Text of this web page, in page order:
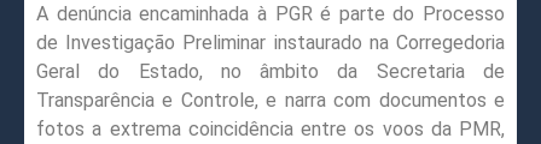
A denúncia encaminhada à PGR é parte do Processo
de Investigação Preliminar instaurado na Corregedoria
Geral do Estado, no âmbito da Secretaria de
Transparência e Controle, e narra com documentos e
fotos a extrema coincidência entre os voos da PMR,